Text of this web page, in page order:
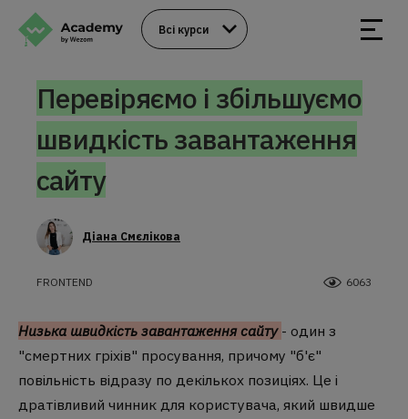
Всі курси
Перевіряємо і збільшуємо
швидкість завантаження
сайту
Діана Смєлікова
FRONTEND 6063
Низька швидкість завантаження сайту - один з
"смертних гріхів" просування, причому "б'є"
повільність відразу по декількох позиціях. Це і
дратівливий чинник для користувача, який швидше